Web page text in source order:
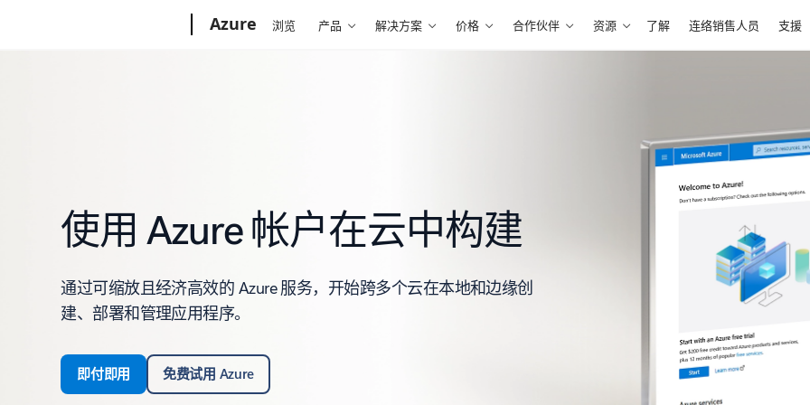
Azure 浏览 产品 解决方案 价格 合作伙伴 资源 了解 连络销售人员 支援
使用 Azure 帐户在云中构建
通过可缩放且经济高效的 Azure 服务，开始跨多个云在本地和边缘创
建、部署和管理应用程序。
即付即用 免费试用 Azure